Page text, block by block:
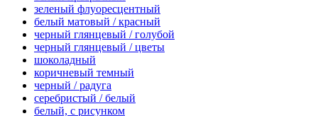
зеленый флуоресцентный
белый матовый / красный
черный глянцевый / голубой
черный глянцевый / цветы
шоколадный
коричневый темный
черный / радуга
серебристый / белый
белый, с рисунком